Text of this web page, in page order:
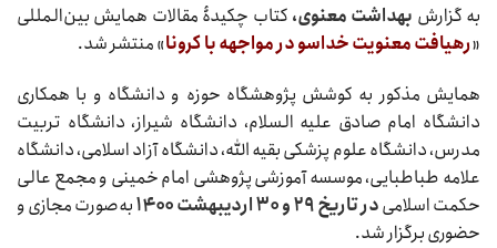
به گزارش بهداشت معنوی، کتاب چکیدۀ مقالات همایش بین‌المللی
«رهیافت معنویت خداسو در مواجهه با کرونا» منتشر شد.
همایش مذکور به کوشش پژوهشگاه حوزه و دانشگاه و با همکاری
دانشگاه امام صادق علیه السلام، دانشگاه شیراز، دانشگاه تربیت
مدرس، دانشگاه علوم پزشکی بقیه الله، دانشگاه آزاد اسلامی، دانشگاه
علامه طباطبایی، موسسه آموزشی پژوهشی امام خمینی و مجمع عالی
حکمت اسلامیدر تاریخ ۲۹ و ۳۰ اردیبهشت ۱۴۰۰
به‌صورت مجازی و
حضوری برگزار شد.